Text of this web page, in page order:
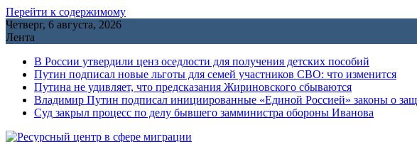
Перейти к содержимому
Четверг, 6 августа, 2026
Лента
В России утвердили ценз оседлости для получения детских пособий
Путин подписал новые льготы для семей участников СВО: что изменится
Путина не удивляет, что предсказания Жириновского сбываются
Владимир Путин подписал инициированные «Единой Россией» законы о
Cуд закрыл процесс по делу бывшего замминистра обороны Иванова